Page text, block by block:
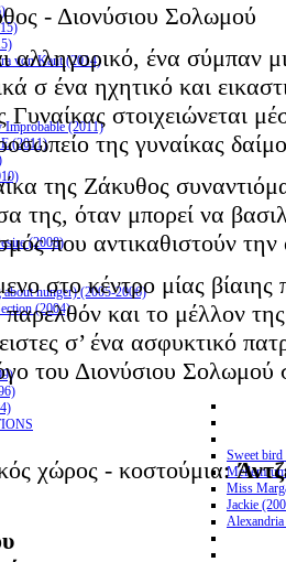
von Kant (2014)
(2011)
(2011)
(2008)
hunger) (2005-2006)
(2004)
Sweet
Miss
Jackie
- Διονύσιου Σολωμού
αλληγορικό, ένα σύμπαν
σ ένα ηχητικό και
στοιχειώνεται
της γυναίκας
της Ζάκυθος
της, όταν μπορεί να
που αντικαθιστούν
στο κέντρο μίας
παρελθόν και το μέλλον
σ’ ένα ασφυκτικό
του Διονύσιου
χώρος - κοστούμια: